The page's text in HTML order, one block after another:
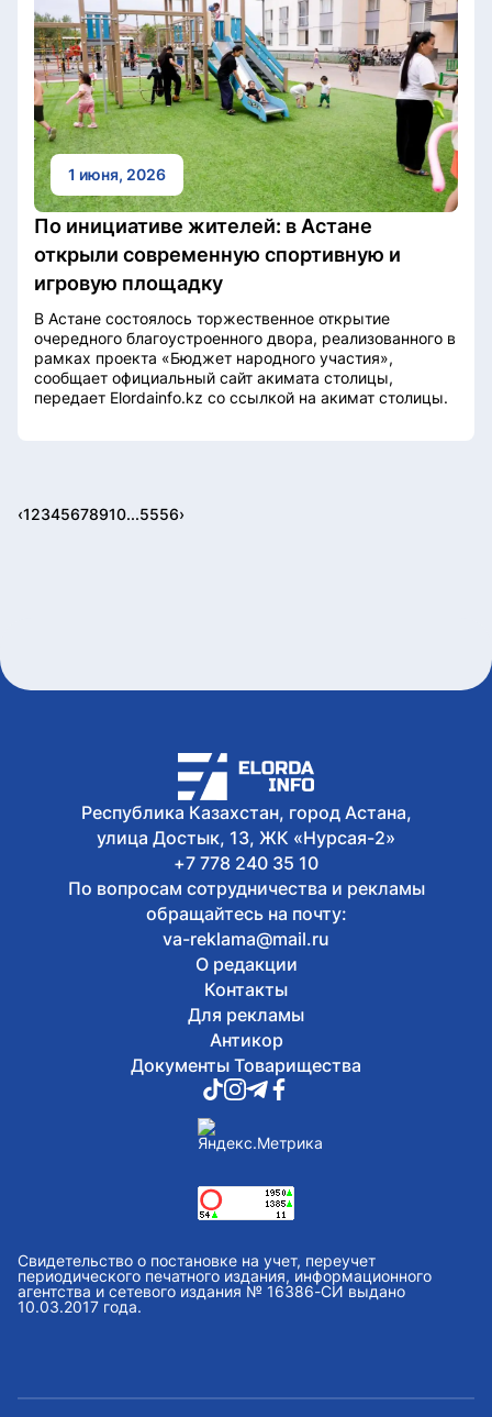
1 июня, 2026
По инициативе жителей: в Астане
открыли современную спортивную и
игровую площадку
В Астане состоялось торжественное открытие
очередного благоустроенного двора, реализованного в
рамках проекта «Бюджет народного участия»,
сообщает официальный сайт акимата столицы,
передает Elordainfo.kz со ссылкой на акимат столицы.
‹12345678910...5556›
Республика Казахстан, город Астана,
улица Достык, 13, ЖК «Нурсая-2»
+7 778 240 35 10
По вопросам сотрудничества и рекламы
обращайтесь на почту:
va-reklama@mail.ru
О редакции
Контакты
Для рекламы
Антикор
Документы Товарищества
Свидетельство о постановке на учет, переучет
периодического печатного издания, информационного
агентства и сетевого издания № 16386-СИ выдано
10.03.2017 года.